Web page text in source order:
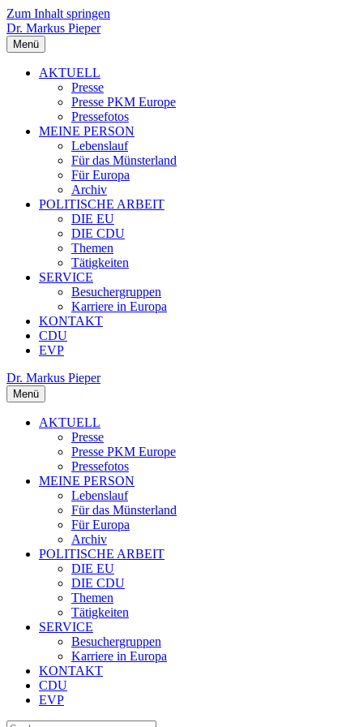
Zum Inhalt springen
Dr. Markus Pieper
Menü
AKTUELL
Presse
Presse PKM Europe
Pressefotos
MEINE PERSON
Lebenslauf
Für das Münsterland
Für Europa
Archiv
POLITISCHE ARBEIT
DIE EU
DIE CDU
Themen
Tätigkeiten
SERVICE
Besuchergruppen
Karriere in Europa
KONTAKT
CDU
EVP
Dr. Markus Pieper
Menü
AKTUELL
Presse
Presse PKM Europe
Pressefotos
MEINE PERSON
Lebenslauf
Für das Münsterland
Für Europa
Archiv
POLITISCHE ARBEIT
DIE EU
DIE CDU
Themen
Tätigkeiten
SERVICE
Besuchergruppen
Karriere in Europa
KONTAKT
CDU
EVP